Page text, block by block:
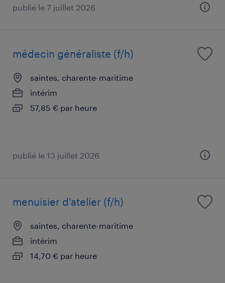
publié le 7 juillet 2026
médecin généraliste (f/h)
saintes, charente-maritime
intérim
57,85 € par heure
publié le 13 juillet 2026
menuisier d'atelier (f/h)
saintes, charente-maritime
intérim
14,70 € par heure